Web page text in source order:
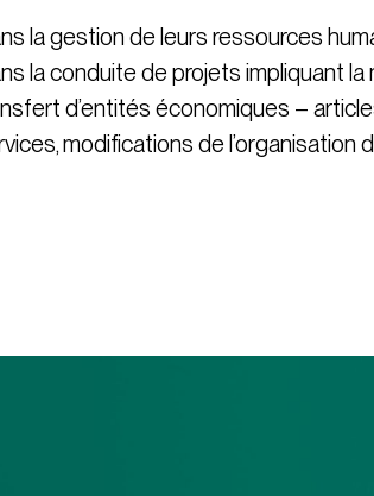
la gestion de leurs ressources
la conduite de projets impliquant
d’entités économiques –
modifications de l’organisation